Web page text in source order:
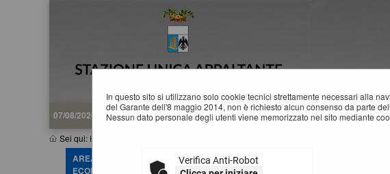
07/08/2026 07:47
Sei qui: Home
In questo sito si utilizzano solo cookie tecnici strettamente necessari alla
del Garante dell'8 maggio 2014, non è richiesto alcun consenso da parte
Nessun dato personale degli utenti viene memorizzato nel sito mediante
Verifica Anti-Robot
AREA RISERVATA OPERATORE
ECONOMICO